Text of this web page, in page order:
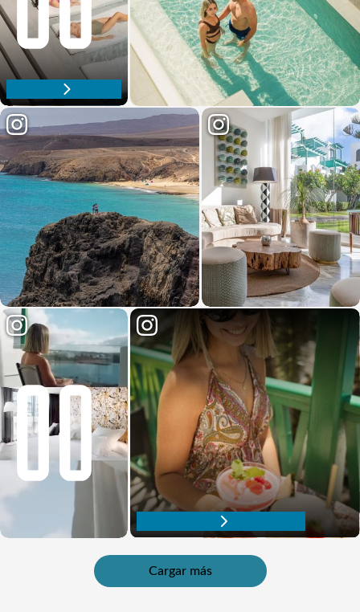
Descubre nuestro espacio wellness
Descubre nuestra oferta gastronómica
Cargar más